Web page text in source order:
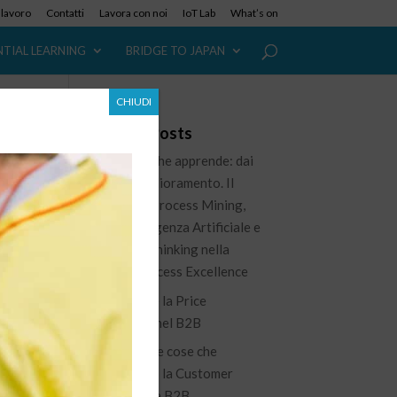
Contatti Lavora con noi IoT Lab What’s on
LEARNING BRIDGE TO JAPAN
Recent Posts
L’azienda che apprende: dai
dati al miglioramento. Il
ruolo del Process Mining,
dell’Intelligenza Artificiale e
del Lean Thinking nella
nuova Process Excellence
Governare la Price
Waterfall nel B2B
100 piccole cose che
migliorano la Customer
CHIUDI